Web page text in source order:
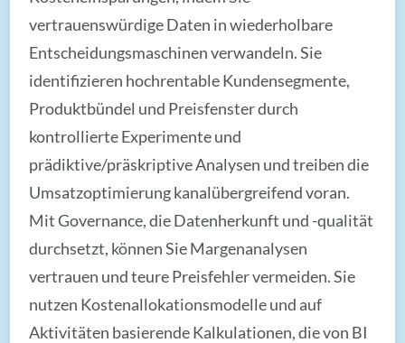
vertrauenswürdige Daten in wiederholbare
Entscheidungsmaschinen verwandeln. Sie
identifizieren hochrentable Kundensegmente,
Produktbündel und Preisfenster durch
kontrollierte Experimente und
prädiktive/präskriptive Analysen und treiben die
Umsatzoptimierung kanalübergreifend voran.
Mit Governance, die Datenherkunft und -qualität
durchsetzt, können Sie Margenanalysen
vertrauen und teure Preisfehler vermeiden. Sie
nutzen Kostenallokationsmodelle und auf
Aktivitäten basierende Kalkulationen, die von BI